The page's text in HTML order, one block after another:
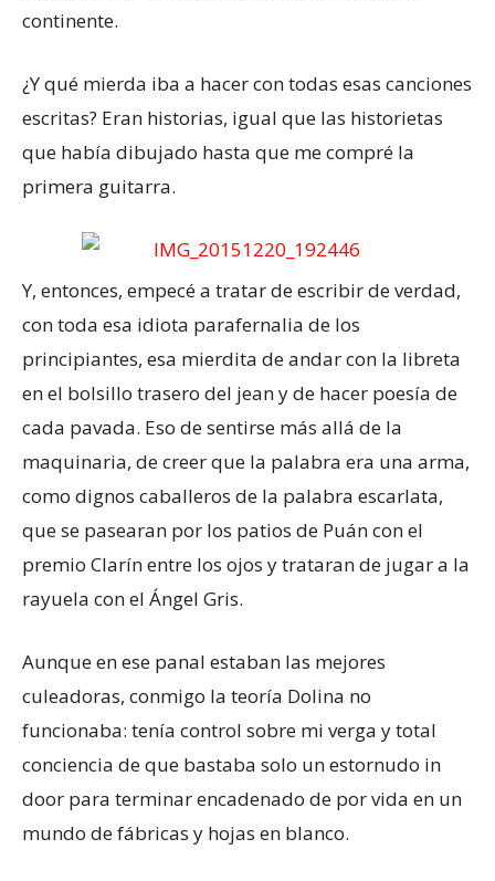
continente.
¿Y qué mierda iba a hacer con todas esas canciones
escritas? Eran historias, igual que las historietas
que había dibujado hasta que me compré la
primera guitarra.
Y, entonces, empecé a tratar de escribir de verdad,
con toda esa idiota parafernalia de los
principiantes, esa mierdita de andar con la libreta
en el bolsillo trasero del jean y de hacer poesía de
cada pavada. Eso de sentirse más allá de la
maquinaria, de creer que la palabra era una arma,
como dignos caballeros de la palabra escarlata,
que se pasearan por los patios de Puán con el
premio Clarín entre los ojos y trataran de jugar a la
rayuela con el Ángel Gris.
Aunque en ese panal estaban las mejores
culeadoras, conmigo la teoría Dolina no
funcionaba: tenía control sobre mi verga y total
conciencia de que bastaba solo un estornudo in
door para terminar encadenado de por vida en un
mundo de fábricas y hojas en blanco.